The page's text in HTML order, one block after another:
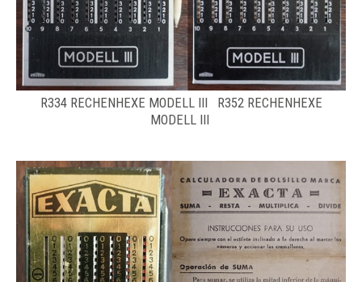
R334 RECHENHEXE MODELL III R352 RECHENHEXE
MODELL III